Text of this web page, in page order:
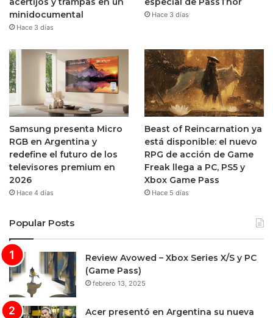
minidocumental
Hace 3 días
Hace 3 días
Samsung presenta Micro
RGB en Argentina y
redefine el futuro de los
televisores premium en
2026
Hace 4 días
Beast of Reincarnation ya
está disponible: el nuevo
RPG de acción de Game
Freak llega a PC, PS5 y
Xbox Game Pass
Hace 5 días
Popular Posts
Review Avowed – Xbox Series X/S y PC
(Game Pass)
febrero 13, 2025
Acer presentó en Argentina su nueva